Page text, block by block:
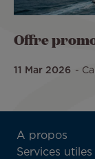
Offre
11 Mar 2026
ATN:
Footer
A propos
Services utiles